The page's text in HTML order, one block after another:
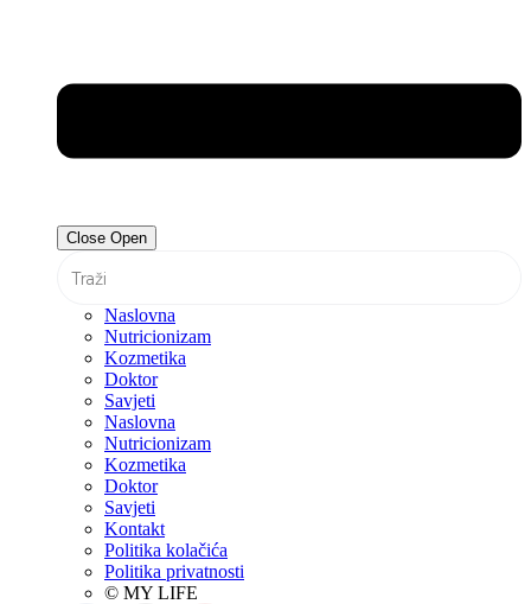
Close Open
Naslovna
Nutricionizam
Kozmetika
Doktor
Savjeti
Naslovna
Nutricionizam
Kozmetika
Doktor
Savjeti
Kontakt
Politika kolačića
Politika privatnosti
© MY LIFE